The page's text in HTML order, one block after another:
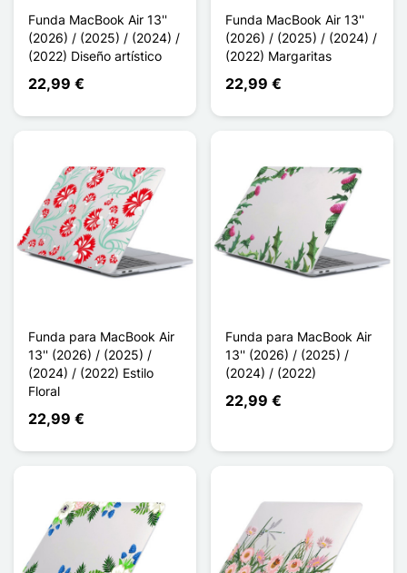
Funda MacBook Air 13''
(2026) / (2025) / (2024) /
(2022) Diseño artístico
22,99 €
Funda MacBook Air 13''
(2026) / (2025) / (2024) /
(2022) Margaritas
22,99 €
Funda para MacBook Air
13'' (2026) / (2025) /
(2024) / (2022) Estilo
Floral
22,99 €
Funda para MacBook Air
13'' (2026) / (2025) /
(2024) / (2022)
22,99 €